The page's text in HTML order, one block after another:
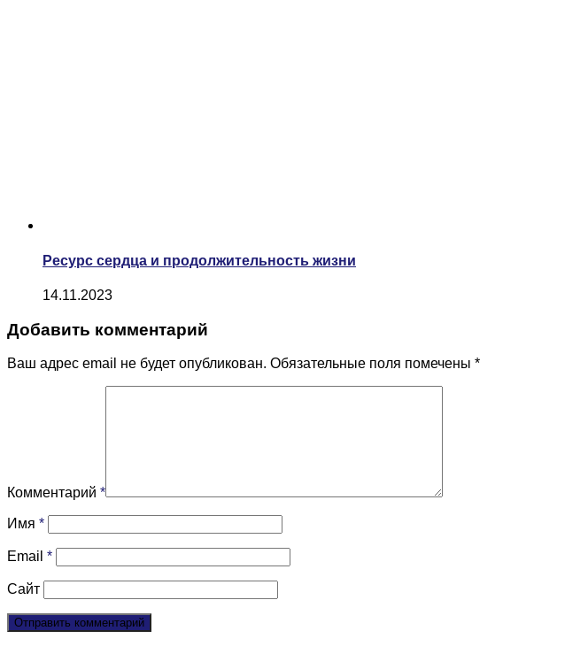
Ресурс сердца и продолжительность жизни
14.11.2023
Добавить комментарий
Ваш адрес email не будет опубликован. Обязательные поля помечены *
Комментарий *
Имя *
Email *
Сайт